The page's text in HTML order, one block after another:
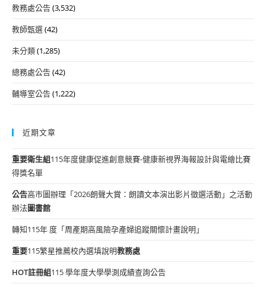
教務處公告(3,532)
教師甄選(42)
未分類(1,285)
總務處公告(42)
輔導室公告(1,222)
近期文章
重要衛生組115年度健康促進創意競賽-健康新視界海報設計與電繪比賽
得獎名單
公告高市圖辦理「2026朗聲大賞：朗讀文本演出影片徵選活動」之活動
辦法圖書館
轉知115年 度「周產期高風險孕產婦追蹤關懷計畫說明」
重要115繁星推薦校內選填說明教務處
HOT註冊組115 學年度大學學測成績查詢公告